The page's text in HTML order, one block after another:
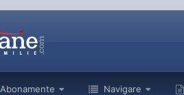
Abonamente Navigare